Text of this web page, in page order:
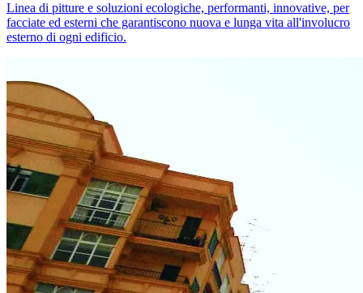
Linea di pitture e soluzioni ecologiche, performanti, innovative, per
facciate ed esterni che garantiscono nuova e lunga vita all'involucro
esterno di ogni edificio.